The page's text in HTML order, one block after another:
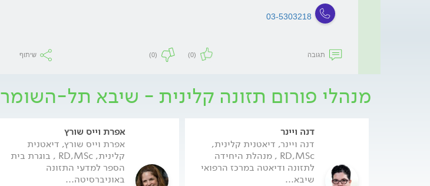
03-5303218
תגובה (0)
(0) שיתוף
מנהלי פורום תזונה קלינית - שיבא תל-השומר
דנה ויינר
דנה ויינר, דיאטנית קלינית,
RD,MSc , מנהלת היחידה
לתזונה ודיאטה במרכז הרפואי
שיבא...
אפרת וייס שורץ
אפרת וייס שורץ, דיאטנית
קלינית, RD,MSc , בוגרת בית
הספר למדעי התזונה
באוניברסיטה...